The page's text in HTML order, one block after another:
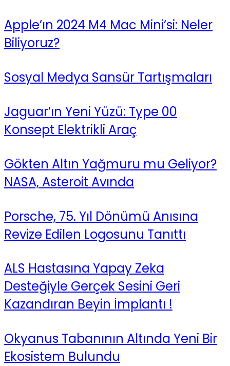
Apple’ın 2024 M4 Mac Mini’si: Neler
Biliyoruz?
Sosyal Medya Sansür Tartışmaları
Jaguar’ın Yeni Yüzü: Type 00
Konsept Elektrikli Araç
Gökten Altın Yağmuru mu Geliyor?
NASA, Asteroit Avında
Porsche, 75. Yıl Dönümü Anısına
Revize Edilen Logosunu Tanıttı
ALS Hastasına Yapay Zeka
Desteğiyle Gerçek Sesini Geri
Kazandıran Beyin İmplantı !
Okyanus Tabanının Altında Yeni Bir
Ekosistem Bulundu